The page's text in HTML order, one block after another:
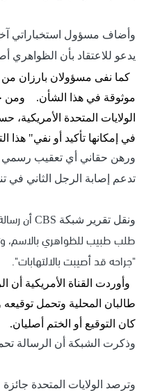
وأضاف مسؤول استخباراتي
يدعو للاعتقاد بأن الظواهري
كما نفى مسؤولان بارزان من
موثوقة في هذا الشأن.
ومن
الولايات المتحدة
في إمكانها تأكيد أو نفي" هذا
ورهن حقاني أي تعقيب رسمي
تدعم إصابة الرجل الثاني في
ونقل تقرير شبكة CBS أن
طلب طبيب للظواهري بالاسم،
"جراحه قد أصيبت بالالتهابات".
وأوردت القناة الأمريكية
طالبان المحلية وتحمل توقيعه
كان التوقيع أو الختم أصليان.
وذكرت الشبكة أن الرسالة تحمل تاريخ 29